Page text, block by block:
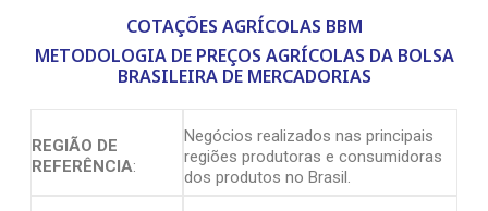
COTAÇÕES AGRÍCOLAS BBM
METODOLOGIA DE PREÇOS AGRÍCOLAS DA BOLSA
BRASILEIRA DE MERCADORIAS
REGIÃO DE
REFERÊNCIA:
Negócios realizados nas principais
regiões produtoras e consumidoras
dos produtos no Brasil.